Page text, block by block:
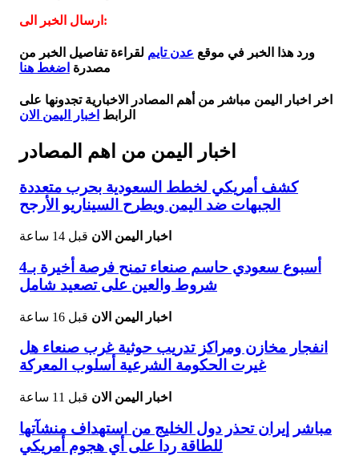
ارسال الخبر الى:
ورد هذا الخبر في موقع عدن تايم لقراءة تفاصيل الخبر من
مصدرة اضغط هنا
اخر اخبار اليمن مباشر من أهم المصادر الاخبارية تجدونها على
الرابط اخبار اليمن الان
اخبار اليمن من اهم المصادر
كشف أمريكي لخطط السعودية بحرب متعددة
الجبهات ضد اليمن ويطرح السيناريو الأرجح
اخبار اليمن الان قبل 14 ساعة
أسبوع سعودي حاسم صنعاء تمنح فرصة أخيرة بـ4
شروط والعين على تصعيد شامل
اخبار اليمن الان قبل 16 ساعة
انفجار مخازن ومراكز تدريب حوثية غرب صنعاء هل
غيرت الحكومة الشرعية أسلوب المعركة
اخبار اليمن الان قبل 11 ساعة
مباشر إيران تحذر دول الخليج من استهداف منشآتها
للطاقة ردا على أي هجوم أمريكي